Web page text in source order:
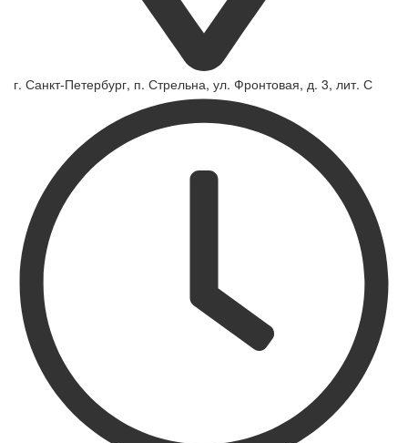
г. Санкт-Петербург, п. Стрельна, ул. Фронтовая, д. 3, лит. С